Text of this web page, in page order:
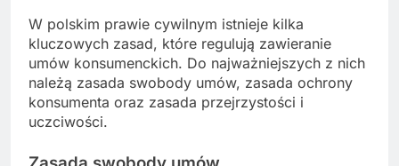
W polskim prawie cywilnym istnieje kilka
kluczowych zasad, które regulują zawieranie
umów konsumenckich. Do najważniejszych z nich
należą zasada swobody umów, zasada ochrony
konsumenta oraz zasada przejrzystości i
uczciwości.